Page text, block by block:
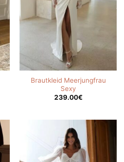
Brautkleid Meerjungfrau
Sexy
239.00€